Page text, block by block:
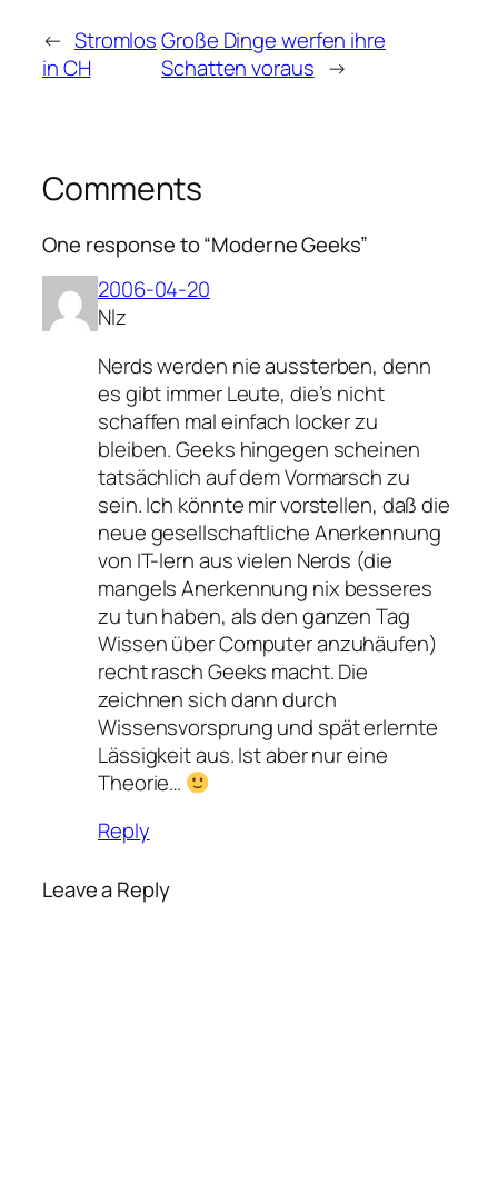
← Stromlos
in CH
Große Dinge werfen ihre
Schatten voraus →
Comments
One response to “Moderne Geeks”
2006-04-20
Nlz
Nerds werden nie aussterben, denn
es gibt immer Leute, die’s nicht
schaffen mal einfach locker zu
bleiben. Geeks hingegen scheinen
tatsächlich auf dem Vormarsch zu
sein. Ich könnte mir vorstellen, daß die
neue gesellschaftliche Anerkennung
von IT-lern aus vielen Nerds (die
mangels Anerkennung nix besseres
zu tun haben, als den ganzen Tag
Wissen über Computer anzuhäufen)
recht rasch Geeks macht. Die
zeichnen sich dann durch
Wissensvorsprung und spät erlernte
Lässigkeit aus. Ist aber nur eine
Theorie…
Reply
Leave a Reply